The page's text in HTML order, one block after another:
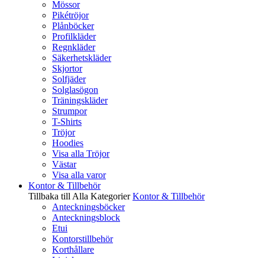
Mössor
Pikétröjor
Plånböcker
Profilkläder
Regnkläder
Säkerhetskläder
Skjortor
Solfjäder
Solglasögon
Träningskläder
Strumpor
T-Shirts
Tröjor
Hoodies
Visa alla Tröjor
Västar
Visa alla varor
Kontor & Tillbehör
Tillbaka till Alla Kategorier Kontor & Tillbehör
Anteckningsböcker
Anteckningsblock
Etui
Kontorstillbehör
Korthållare